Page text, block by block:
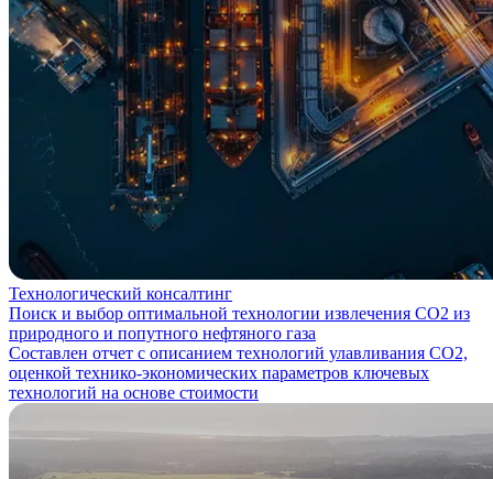
Технологический консалтинг
Поиск и выбор оптимальной технологии извлечения СО2 из
природного и попутного нефтяного газа
Составлен отчет с описанием технологий улавливания СО2,
оценкой технико-экономических параметров ключевых
технологий на основе стоимости